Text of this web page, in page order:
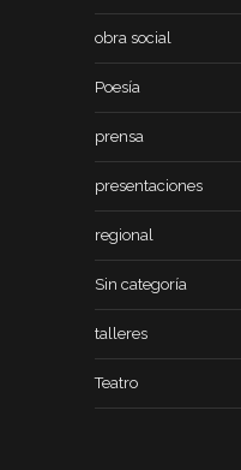
obra social
Poesía
prensa
presentaciones
regional
Sin categoría
talleres
Teatro